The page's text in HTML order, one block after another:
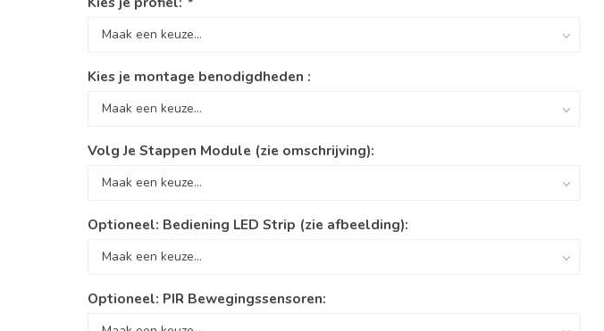
Kies je montage benodigdheden :
Volg Je Stappen Module (zie omschrijving):
Optioneel: Bediening LED Strip (zie afbeelding):
Optioneel: PIR Bewegingssensoren: